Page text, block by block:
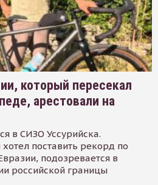
который пересекал
арестовали на
в СИЗО Уссурийска.
поставить рекорд по
подозревается в
российской границы